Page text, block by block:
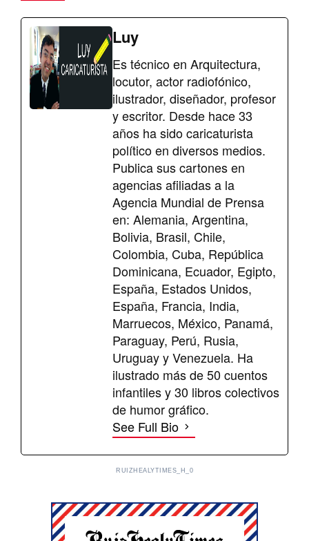
Luy
Es técnico en Arquitectura,
locutor, actor radiofónico,
ilustrador, diseñador, profesor
y escritor. Desde hace 33
años ha sido caricaturista
político en diversos medios.
Publica sus cartones en
agencias afiliadas a la
Agencia Mundial de Prensa
en: Alemania, Argentina,
Bolivia, Brasil, Chile,
Colombia, Cuba, República
Dominicana, Ecuador, Egipto,
España, Estados Unidos,
España, Francia, India,
Marruecos, México, Panamá,
Paraguay, Perú, Rusia,
Uruguay y Venezuela. Ha
ilustrado más de 50 cuentos
infantiles y 30 libros colectivos
de humor gráfico.
See Full Bio
RUIZHEALYTIMES_H_0